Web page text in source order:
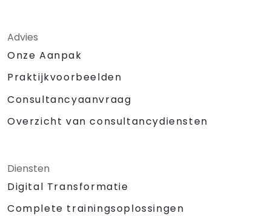
Advies
Onze Aanpak
Praktijkvoorbeelden
Consultancyaanvraag
Overzicht van consultancydiensten
Diensten
Digital Transformatie
Complete trainingsoplossingen